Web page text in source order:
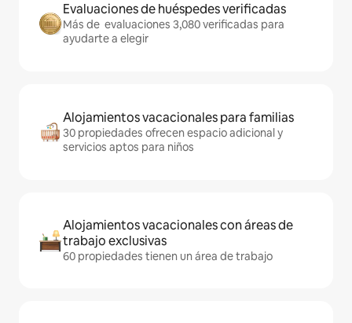
Evaluaciones de huéspedes verificadas
Más de evaluaciones 3,080 verificadas para
ayudarte a elegir
Alojamientos vacacionales para familias
30 propiedades ofrecen espacio adicional y
servicios aptos para niños
Alojamientos vacacionales con áreas de
trabajo exclusivas
60 propiedades tienen un área de trabajo